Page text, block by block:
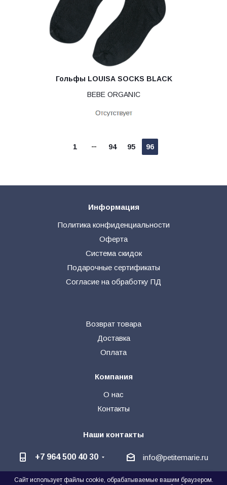
Гольфы LOUISA SOCKS BLACK
BEBE ORGANIC
1 94 95 96
Информация
Политика конфиденциальности
Оферта
Система скидок
Подарочные сертификаты
Согласие на обработку ПД
Возврат товара
Доставка
Оплата
Компания
О нас
Контакты
Наши контакты
+7 964 500 40 30 info@petitemarie.ru
@petite_kids +7 964 500 40 30
Сайт использует файлы cookie, обрабатываемые вашим браузером.